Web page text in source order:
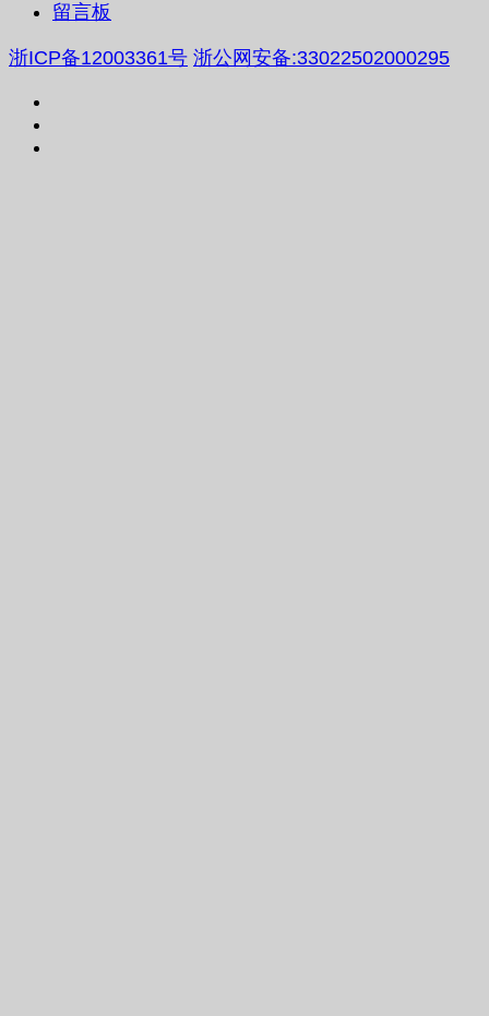
留言板
浙ICP备12003361号 浙公网安备:33022502000295